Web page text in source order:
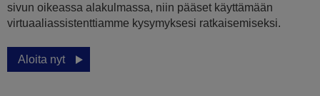
sivun oikeassa alakulmassa, niin pääset käyttämään
virtuaaliassistenttiamme kysymyksesi ratkaisemiseksi.
Aloita nyt